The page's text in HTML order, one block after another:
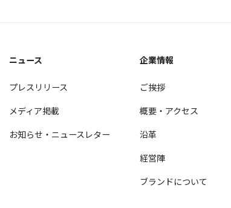
ニュース
プレスリリース
メディア掲載
お知らせ・ニュースレター
企業情報
ご挨拶
概要・アクセス
沿革
経営陣
ブランドについて